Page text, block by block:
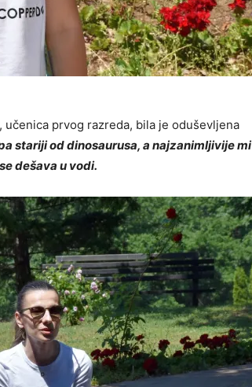
, učenica prvog razreda, bila je oduševljena
stariji od dinosaurusa, a najzanimljivije mi
dešava u vodi.